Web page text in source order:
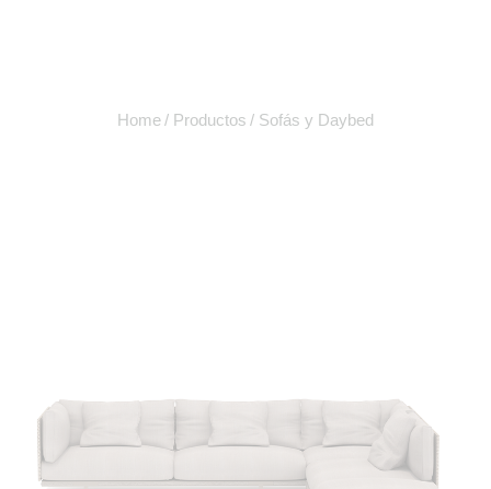
Home Productos Sofás y Daybed